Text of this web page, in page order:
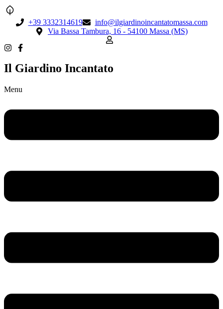
+39 3332314619
info@ilgiardinoincantatomassa.com
Via Bassa Tambura, 16 - 54100 Massa (MS)
Il Giardino Incantato
Menu